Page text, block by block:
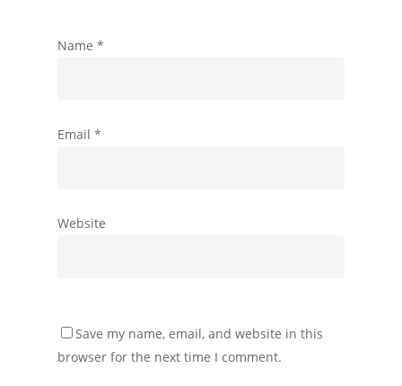
Name *
Email *
Website
Save my name, email, and website in this
browser for the next time I comment.